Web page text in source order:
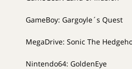
GameBoy: Gargoyle´s Quest
MegaDrive: Sonic The
Nintendo64: GoldenEye